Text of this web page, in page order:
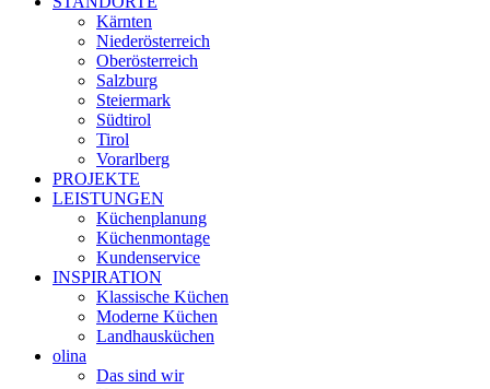
Kärnten
Niederösterreich
Oberösterreich
Salzburg
Steiermark
Südtirol
Tirol
Vorarlberg
PROJEKTE
LEISTUNGEN
Küchenplanung
Küchenmontage
Kundenservice
INSPIRATION
Klassische Küchen
Moderne Küchen
Landhausküchen
olina
Das sind wir